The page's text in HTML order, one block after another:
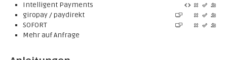
Intelligent Payments
giropay / paydirekt
SOFORT
Mehr auf Anfrage